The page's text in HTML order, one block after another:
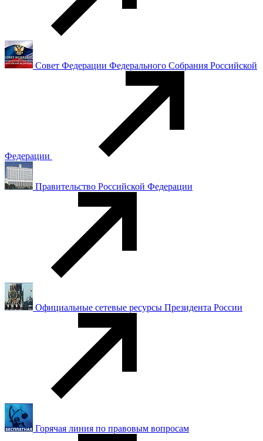
Совет Федерации Федерального Собрания Российской
Федерации
Правительство Российской Федерации
Официальные сетевые ресурсы Президента России
Горячая линия по правовым вопросам